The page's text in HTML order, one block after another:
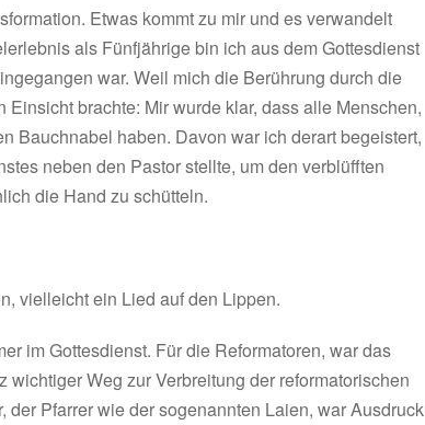
Etwas kommt zu mir und es verwandelt
als Fünfjährige bin ich aus dem Gottesdienst
war. Weil mich die Berührung durch die
brachte: Mir wurde klar, dass alle Menschen,
Bauchnabel haben. Davon war ich derart begeistert,
neben den Pastor stellte, um den verblüfften
die Hand zu schütteln.
vielleicht ein Lied auf den Lippen.
im Gottesdienst. Für die Reformatoren, war das
Weg zur Verbreitung der reformatorischen
Pfarrer wie der sogenannten Laien, war Ausdruck